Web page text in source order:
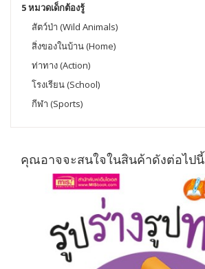
5 หมวดเด็กต้องรู้
สัตว์ป่า (Wild Animals)
สิ่งของในบ้าน (Home)
ท่าทาง (Action)
โรงเรียน (School)
กีฬา (Sports)
คุณอาจจะสนใจในสินค้าดังต่อไปนี้